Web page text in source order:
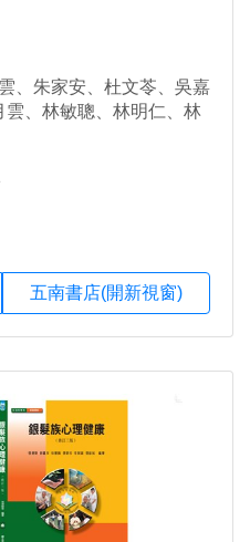
、朱家安、杜文苓、吳嘉
、林敏聰、林明仁、林
志、翁慧卿、陳弱水、
、許甘霖、郭書廷、郭
延賀、黃于玲、黃盈
五南書店(開新視窗)